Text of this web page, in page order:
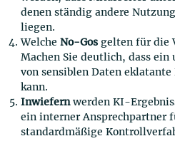
denen ständig andere
liegen.
Welche No-Gos gelten für die
Machen Sie deutlich, dass
von sensiblen Daten
kann.
Inwiefernwerden KI-
ein interner Ansprechpartner
standardmäßige